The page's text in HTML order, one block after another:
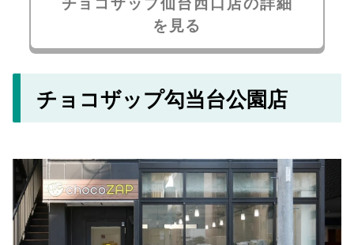
を見る
チョコザップ勾当台公園店